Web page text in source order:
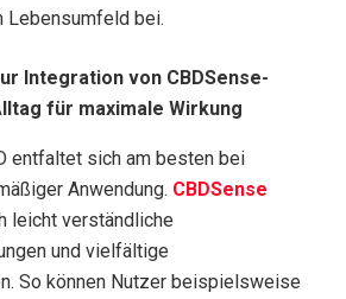
Lebensumfeld bei.
Integration von CBDSense-
für maximale Wirkung
entfaltet sich am besten bei
Anwendung. CBDSense
leicht verständliche
und vielfältige
So können Nutzer beispielsweise